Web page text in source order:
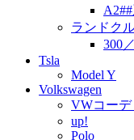
ランドク
300
Tsla
Model Y
Volkswagen
VWコー
up!
Polo